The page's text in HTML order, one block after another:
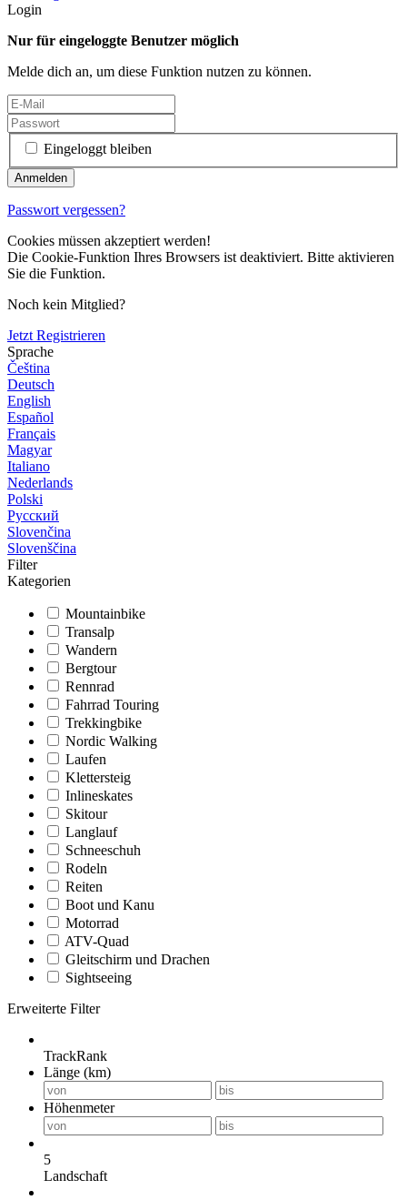
Login
Nur für eingeloggte Benutzer möglich
Melde dich an, um diese Funktion nutzen zu können.
Eingeloggt bleiben
Passwort vergessen?
Cookies müssen akzeptiert werden!
Die Cookie-Funktion Ihres Browsers ist deaktiviert. Bitte aktivieren
Sie die Funktion.
Noch kein Mitglied?
Jetzt Registrieren
Sprache
Čeština
Deutsch
English
Español
Français
Magyar
Italiano
Nederlands
Polski
Русский
Slovenčina
Slovenščina
Filter
Kategorien
Mountainbike
Transalp
Wandern
Bergtour
Rennrad
Fahrrad Touring
Trekkingbike
Nordic Walking
Laufen
Klettersteig
Inlineskates
Skitour
Langlauf
Schneeschuh
Rodeln
Reiten
Boot und Kanu
Motorrad
ATV-Quad
Gleitschirm und Drachen
Sightseeing
Erweiterte Filter
TrackRank
Länge (km)
Höhenmeter
5
Landschaft